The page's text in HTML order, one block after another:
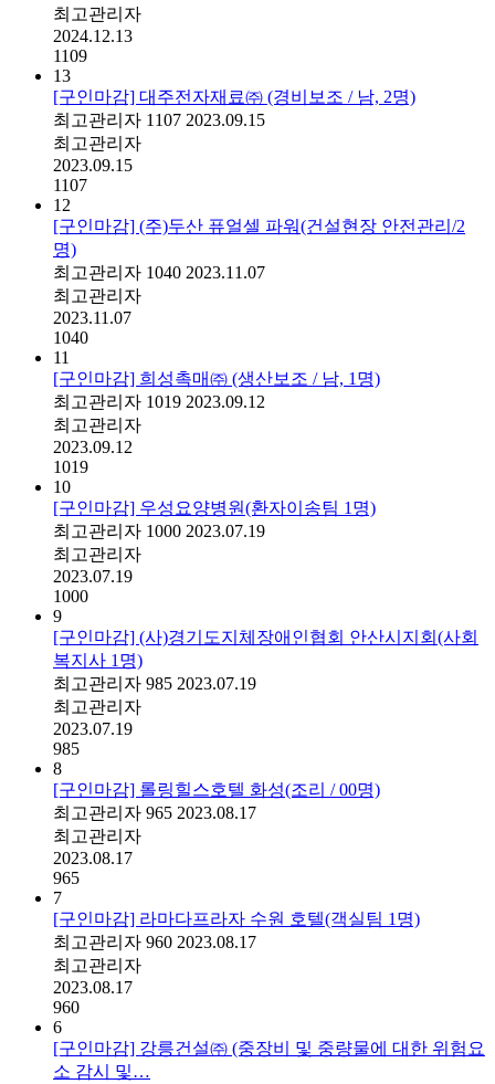
최고관리자
2024.12.13
1109
13
[구인마감] 대주전자재료㈜ (경비보조 / 남, 2명)
최고관리자 1107 2023.09.15
최고관리자
2023.09.15
1107
12
[구인마감] (주)두산 퓨얼셀 파워(건설현장 안전관리/2
명)
최고관리자 1040 2023.11.07
최고관리자
2023.11.07
1040
11
[구인마감] 희성촉매㈜ (생산보조 / 남, 1명)
최고관리자 1019 2023.09.12
최고관리자
2023.09.12
1019
10
[구인마감] 우성요양병원(환자이송팀 1명)
최고관리자 1000 2023.07.19
최고관리자
2023.07.19
1000
9
[구인마감] (사)경기도지체장애인협회 안산시지회(사회
복지사 1명)
최고관리자 985 2023.07.19
최고관리자
2023.07.19
985
8
[구인마감] 롤링힐스호텔 화성(조리 / 00명)
최고관리자 965 2023.08.17
최고관리자
2023.08.17
965
7
[구인마감] 라마다프라자 수원 호텔(객실팀 1명)
최고관리자 960 2023.08.17
최고관리자
2023.08.17
960
6
[구인마감] 강릉건설㈜ (중장비 및 중량물에 대한 위험요
소 감시 및…